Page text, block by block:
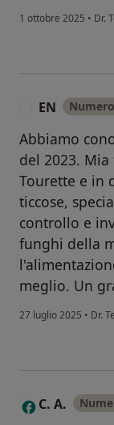
1 ottobre 2025 • Dr.
EN
Abbiamo
del 2023.
Tourette e in
ticcose,
controllo e
funghi della
meglio. Un
27 luglio 2025 • Dr.
C C. A.